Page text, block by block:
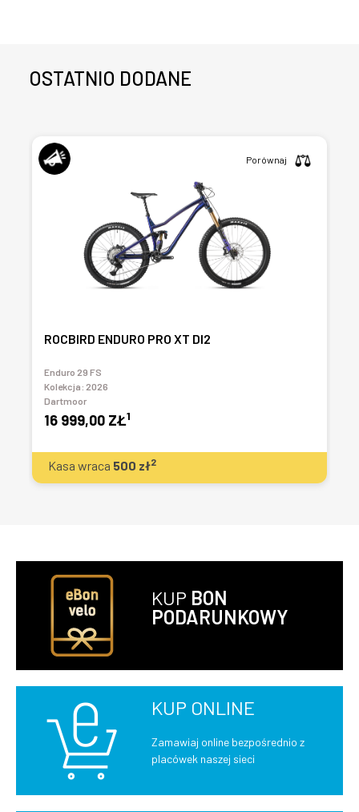
OSTATNIO DODANE
ROCBIRD ENDURO PRO XT DI2
Enduro 29 FS
Kolekcja: 2026
Dartmoor
16 999,00 ZŁ1
Porównaj
Kasa wraca 500 zł2
KUP BON
PODARUNKOWY
KUP ONLINE
Zamawiaj online bezpośrednio z
placówek naszej sieci